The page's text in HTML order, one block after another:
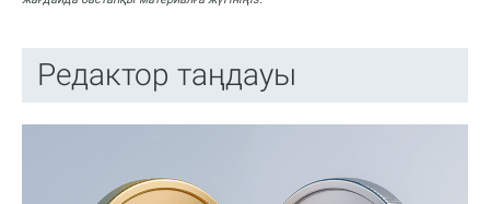
Редактор таңдауы